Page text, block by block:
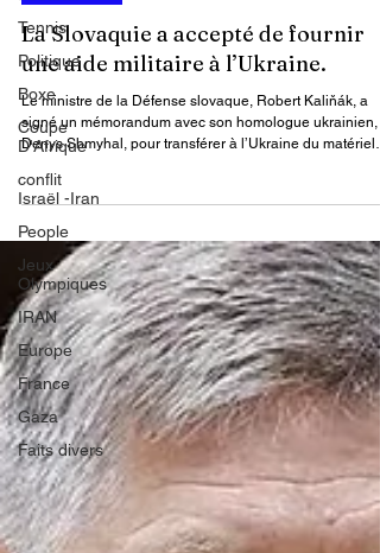
Tennis
Politique
Boxe
Coupe
D'Afrique
conflit
Israël -Iran
People
Jeux
Olympiques
IRAN
Europe
France
Gaza
Faits divers
Actualités
La Slovaquie a accepté de fournir
une aide militaire à l’Ukraine.
Le ministre de la Défense slovaque, Robert Kaliňák, a
signé un mémorandum avec son homologue ukrainien,
Denys Shmyhal, pour transférer à l’Ukraine du matériel
déminage Božena.